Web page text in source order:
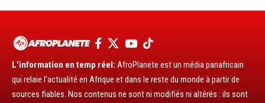
L'information en temp réel: AfroPlanete est un média panafricain
qui relaie l’actualité en Afrique et dans le reste du monde à partir de
sources fiables. Nos contenus ne sont ni modifiés ni altérés : ils sont